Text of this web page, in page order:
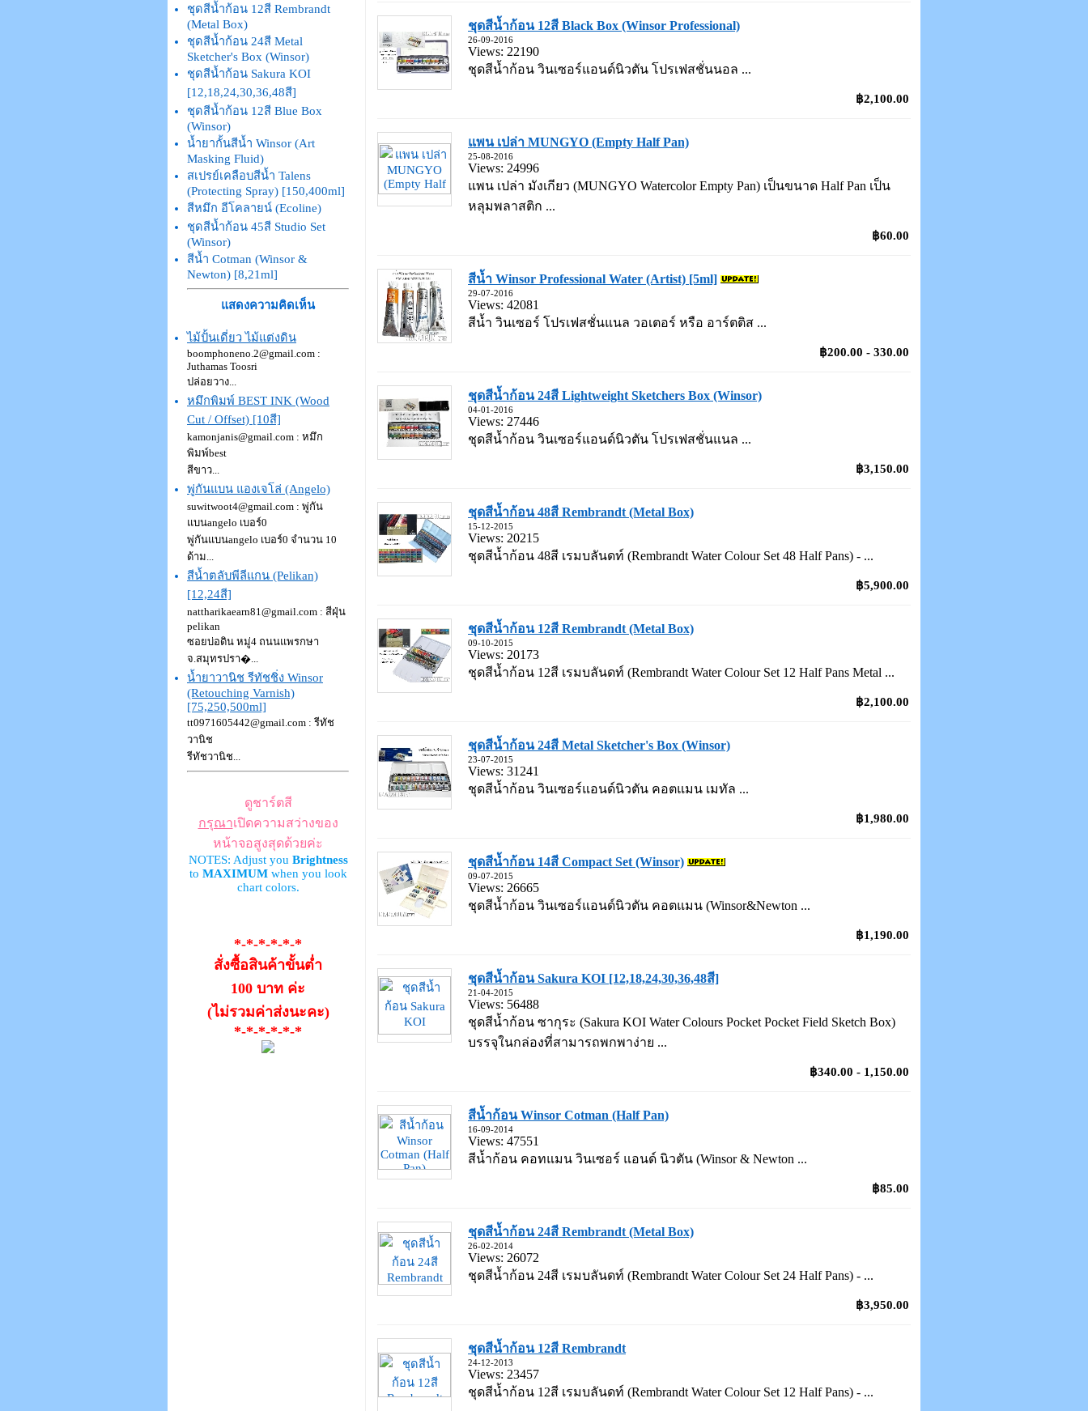
ชุดสีน้ำก้อน 12สี Rembrandt
(Metal Box)
ชุดสีน้ำก้อน 24สี Metal
Sketcher's Box (Winsor)
ชุดสีน้ำก้อน Sakura KOI
[12,18,24,30,36,48สี]
ชุดสีน้ำก้อน 12สี Blue Box
(Winsor)
น้ำยากั้นสีน้ำ Winsor (Art
Masking Fluid)
สเปรย์เคลือบสีน้ำ Talens
(Protecting Spray) [150,400ml]
สีหมึก อีโคลายน์ (Ecoline)
ชุดสีน้ำก้อน 45สี Studio Set
(Winsor)
สีน้ำ Cotman (Winsor &
Newton) [8,21ml]
แสดงความคิดเห็น
ไม้ปั้นเดี่ยว ไม้แต่งดิน
boomphoneno.2@gmail.com :
Juthamas Toosri
ปล่อยวาง...
หมึกพิมพ์ BEST INK (Wood
Cut / Offset) [10สี]
kamonjanis@gmail.com : หมึก
พิมพ์best
สีขาว...
พู่กันแบน แองเจโล่ (Angelo)
suwitwoot4@gmail.com : พู่กัน
แบนangelo เบอร์0
พู่กันแบนangelo เบอร์0 จำนวน 10
ด้าม...
สีน้ำตลับพีลีแกน (Pelikan)
[12,24สี]
nattharikaearn81@gmail.com : สีฝุ่น
pelikan
ซอยบ่อดิน หมู่4 ถนนแพรกษา
จ.สมุทรปรา�...
น้ำยาวานิช รีทัชชิ่ง Winsor
(Retouching Varnish)
[75,250,500ml]
tt0971605442@gmail.com : รีทัช
วานิช
รีทัชวานิช...
ดูชาร์ตสี
กรุณาเปิดความสว่างของ
หน้าจอสูงสุดด้วยค่ะ
NOTES: Adjust you Brightness
to MAXIMUMwhen you look
chart colors.
*-*-*-*-*-*
สั่งซื้อสินค้าขั้นต่ำ
100 บาท ค่ะ
(ไม่รวมค่าส่งนะคะ)
*-*-*-*-*-*
ชุดสีน้ำก้อน 12สี Black Box (Winsor Professional)
26-09-2016
Views: 22190
ชุดสีน้ำก้อน วินเซอร์แอนด์นิวตัน โปรเฟสชั่นนอล ...
฿2,100.00
แพน เปล่า MUNGYO (Empty Half Pan)
25-08-2016
Views: 24996
แพน เปล่า มังเกียว (MUNGYO Watercolor Empty Pan) เป็นขนาด Half Pan เป็น
หลุมพลาสติก ...
฿60.00
สีน้ำ Winsor Professional Water (Artist) [5ml]
29-07-2016
Views: 42081
สีน้ำ วินเซอร์ โปรเฟสชั่นแนล วอเตอร์ หรือ อาร์ตติส ...
฿200.00 - 330.00
ชุดสีน้ำก้อน 24สี Lightweight Sketchers Box (Winsor)
04-01-2016
Views: 27446
ชุดสีน้ำก้อน วินเซอร์แอนด์นิวตัน โปรเฟสชั่นแนล ...
฿3,150.00
ชุดสีน้ำก้อน 48สี Rembrandt (Metal Box)
15-12-2015
Views: 20215
ชุดสีน้ำก้อน 48สี เรมบลันดท์ (Rembrandt Water Colour Set 48 Half Pans) - ...
฿5,900.00
ชุดสีน้ำก้อน 12สี Rembrandt (Metal Box)
09-10-2015
Views: 20173
ชุดสีน้ำก้อน 12สี เรมบลันดท์ (Rembrandt Water Colour Set 12 Half Pans Metal ...
฿2,100.00
ชุดสีน้ำก้อน 24สี Metal Sketcher's Box (Winsor)
23-07-2015
Views: 31241
ชุดสีน้ำก้อน วินเซอร์แอนด์นิวตัน คอตแมน เมทัล ...
฿1,980.00
ชุดสีน้ำก้อน 14สี Compact Set (Winsor)
09-07-2015
Views: 26665
ชุดสีน้ำก้อน วินเซอร์แอนด์นิวตัน คอตแมน (Winsor&Newton ...
฿1,190.00
ชุดสีน้ำก้อน Sakura KOI [12,18,24,30,36,48สี]
21-04-2015
Views: 56488
ชุดสีน้ำก้อน ซากุระ (Sakura KOI Water Colours Pocket Pocket Field Sketch Box)
บรรจุในกล่องที่สามารถพกพาง่าย ...
฿340.00 - 1,150.00
สีน้ำก้อน Winsor Cotman (Half Pan)
16-09-2014
Views: 47551
สีน้ำก้อน คอทแมน วินเซอร์ แอนด์ นิวตัน (Winsor & Newton ...
฿85.00
ชุดสีน้ำก้อน 24สี Rembrandt (Metal Box)
26-02-2014
Views: 26072
ชุดสีน้ำก้อน 24สี เรมบลันดท์ (Rembrandt Water Colour Set 24 Half Pans) - ...
฿3,950.00
ชุดสีน้ำก้อน 12สี Rembrandt
24-12-2013
Views: 23457
ชุดสีน้ำก้อน 12สี เรมบลันดท์ (Rembrandt Water Colour Set 12 Half Pans) - ...